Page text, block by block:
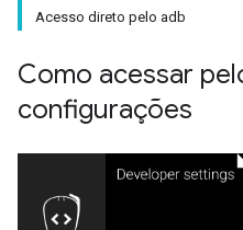
Acesso direto pelo adb
Como acessar
configurações